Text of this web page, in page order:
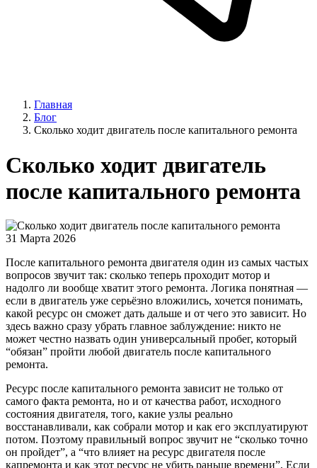
Главная
Блог
Сколько ходит двигатель после капитального ремонта
Сколько ходит двигатель
после капитального ремонта
31 Марта 2026
После капитального ремонта двигателя один из самых частых
вопросов звучит так: сколько теперь проходит мотор и
надолго ли вообще хватит этого ремонта. Логика понятная —
если в двигатель уже серьёзно вложились, хочется понимать,
какой ресурс он сможет дать дальше и от чего это зависит. Но
здесь важно сразу убрать главное заблуждение: никто не
может честно назвать один универсальный пробег, который
“обязан” пройти любой двигатель после капитального
ремонта.
Ресурс после капитального ремонта зависит не только от
самого факта ремонта, но и от качества работ, исходного
состояния двигателя, того, какие узлы реально
восстанавливали, как собрали мотор и как его эксплуатируют
потом. Поэтому правильный вопрос звучит не “сколько точно
он пройдет”, а “что влияет на ресурс двигателя после
капремонта и как этот ресурс не убить раньше времени”. Если